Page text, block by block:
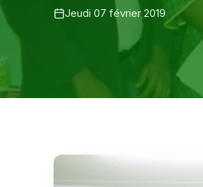
Jeudi 07 février 2019